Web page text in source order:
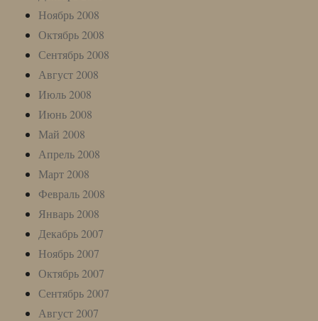
Ноябрь 2008
Октябрь 2008
Сентябрь 2008
Август 2008
Июль 2008
Июнь 2008
Май 2008
Апрель 2008
Март 2008
Февраль 2008
Январь 2008
Декабрь 2007
Ноябрь 2007
Октябрь 2007
Сентябрь 2007
Август 2007